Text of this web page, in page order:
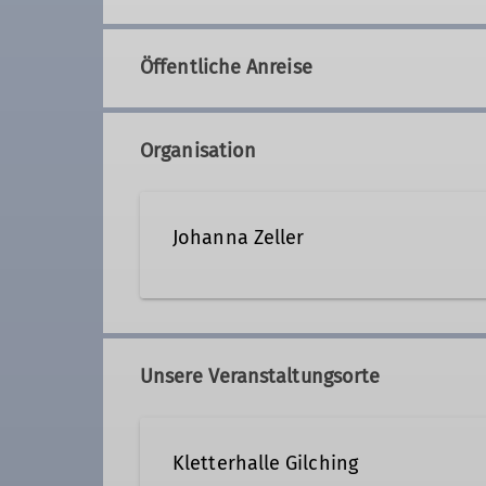
Öffentliche Anreise
Organisation
Johanna Zeller
Trainer*in C Sportklettern Breitensport
Unsere Veranstaltungsorte
Kletterhalle Gilching